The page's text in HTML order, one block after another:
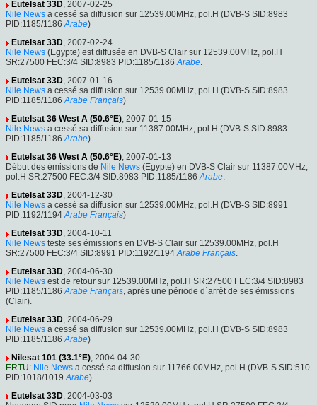
Eutelsat 33D, 2007-02-25
Nile News a cessé sa diffusion sur 12539.00MHz, pol.H (DVB-S SID:8983
PID:1185/1186 Arabe)
Eutelsat 33D, 2007-02-24
Nile News (Egypte) est diffusée en DVB-S Clair sur 12539.00MHz, pol.H
SR:27500 FEC:3/4 SID:8983 PID:1185/1186 Arabe.
Eutelsat 33D, 2007-01-16
Nile News a cessé sa diffusion sur 12539.00MHz, pol.H (DVB-S SID:8983
PID:1185/1186 Arabe Français)
Eutelsat 36 West A (50.6°E), 2007-01-15
Nile News a cessé sa diffusion sur 11387.00MHz, pol.H (DVB-S SID:8983
PID:1185/1186 Arabe)
Eutelsat 36 West A (50.6°E), 2007-01-13
Début des émissions de Nile News (Egypte) en DVB-S Clair sur 11387.00MHz,
pol.H SR:27500 FEC:3/4 SID:8983 PID:1185/1186 Arabe.
Eutelsat 33D, 2004-12-30
Nile News a cessé sa diffusion sur 12539.00MHz, pol.H (DVB-S SID:8991
PID:1192/1194 Arabe Français)
Eutelsat 33D, 2004-10-11
Nile News teste ses émissions en DVB-S Clair sur 12539.00MHz, pol.H
SR:27500 FEC:3/4 SID:8991 PID:1192/1194 Arabe Français.
Eutelsat 33D, 2004-06-30
Nile News est de retour sur 12539.00MHz, pol.H SR:27500 FEC:3/4 SID:8983
PID:1185/1186 Arabe Français, après une période d´arrêt de ses émissions
(Clair).
Eutelsat 33D, 2004-06-29
Nile News a cessé sa diffusion sur 12539.00MHz, pol.H (DVB-S SID:8983
PID:1185/1186 Arabe)
Nilesat 101 (33.1°E), 2004-04-30
ERTU: Nile News a cessé sa diffusion sur 11766.00MHz, pol.H (DVB-S SID:510
PID:1018/1019 Arabe)
Eutelsat 33D, 2004-03-03